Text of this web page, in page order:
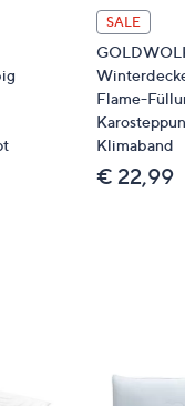
bringt wieder
von
achten
im
"heiß
SALE
Flame-
Klimaband
€ 22,99